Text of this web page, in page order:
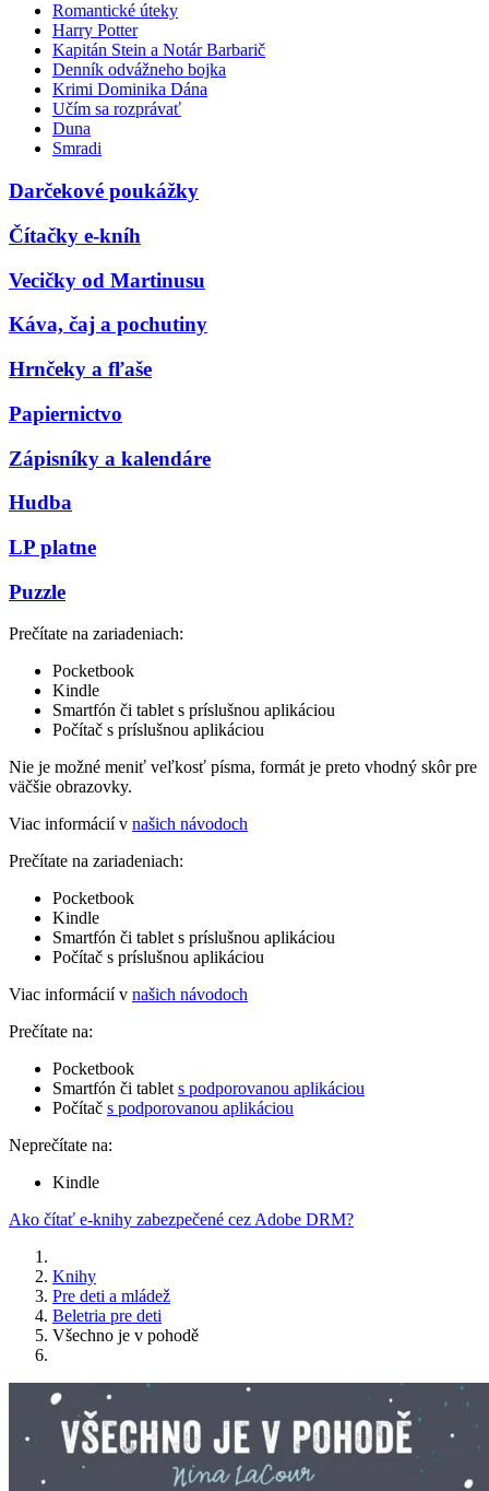
Romantické úteky
Harry Potter
Kapitán Stein a Notár Barbarič
Denník odvážneho bojka
Krimi Dominika Dána
Učím sa rozprávať
Duna
Smradi
Darčekové poukážky
Čítačky e-kníh
Vecičky od Martinusu
Káva, čaj a pochutiny
Hrnčeky a fľaše
Papiernictvo
Zápisníky a kalendáre
Hudba
LP platne
Puzzle
Prečítate na zariadeniach:
Pocketbook
Kindle
Smartfón či tablet s príslušnou aplikáciou
Počítač s príslušnou aplikáciou
Nie je možné meniť veľkosť písma, formát je preto vhodný skôr pre
väčšie obrazovky.
Viac informácií v našich návodoch
Prečítate na zariadeniach:
Pocketbook
Kindle
Smartfón či tablet s príslušnou aplikáciou
Počítač s príslušnou aplikáciou
Viac informácií v našich návodoch
Prečítate na:
Pocketbook
Smartfón či tablet s podporovanou aplikáciou
Počítač s podporovanou aplikáciou
Neprečítate na:
Kindle
Ako čítať e-knihy zabezpečené cez Adobe DRM?
Knihy
Pre deti a mládež
Beletria pre deti
Všechno je v pohodě